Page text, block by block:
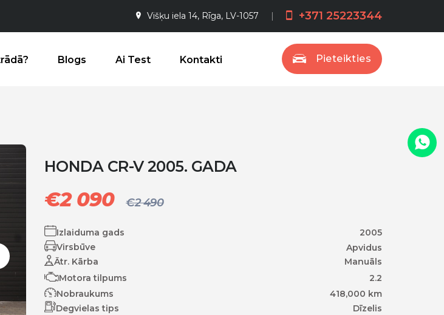
Višķu iela 14, Rīga, LV-1057 +371 25223344
Blogs Ai Test Kontakti Pieteikties
HONDA CR-V 2005. GADA
€2 090 €2 490
Izlaiduma gads
2005
Virsbūve
Apvidus
Ātr. Kārba
Manuāls
Motora tilpums
2.2
Nobraukums
418,000 km
Degvielas tips
Dīzelis